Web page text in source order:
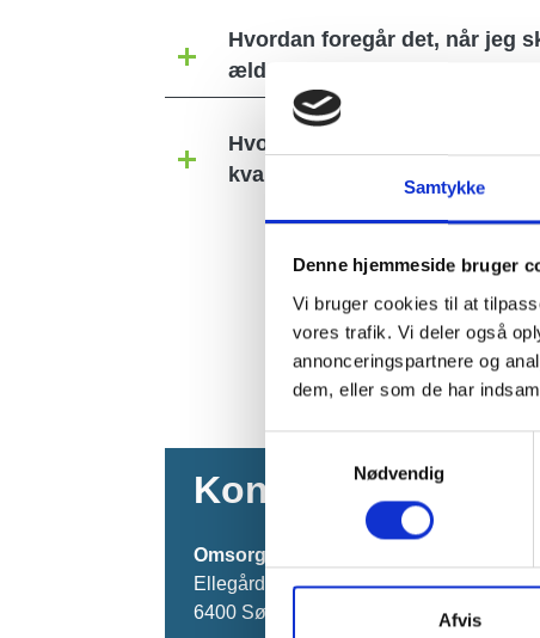
Samtykke
Denne hjemmeside bruger
Vi bruger cookies til at
vores trafik. Vi deler også
annonceringspartnere og
dem, eller som de har
Samtykkevalg
Nødvendig
Afvis
Hvordan foregår det, når jeg
ældrebolig?
Hvor kan jeg se
kvalitetsstandarder?
Kontakt os
Omsorg og Udvikling -
Ellegårdvej 25A
6400 Sønderborg